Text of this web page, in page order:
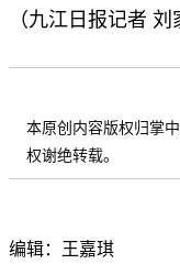
（九江日报记者 刘
本原创内容版权归掌
权谢绝转载。
编辑：王嘉琪